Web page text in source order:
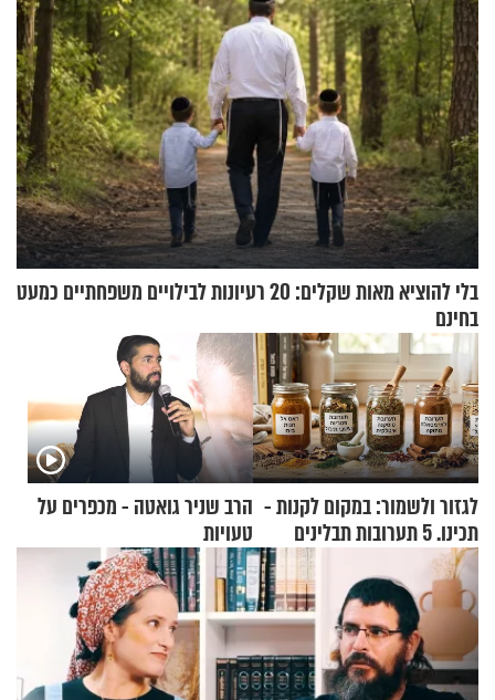
בלי להוציא מאות שקלים: 20 רעיונות לבילויים משפחתיים כמעט
בחינם
לגזור ולשמור: במקום לקנות -
תכינו. 5 תערובות תבלינים
שמתאימות להכל
הרב שניר גואטה - מכפרים על
טעויות